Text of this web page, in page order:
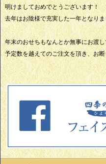
明けましておめでとうございます！
去年はお陰様で充実した一年となり
年末のおせちもなんとか無事にお渡
予定数を越えてのご注文を頂き、お